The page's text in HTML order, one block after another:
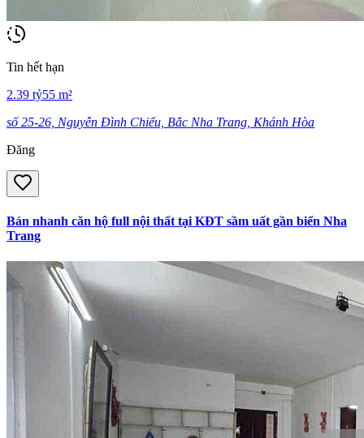
Tin hết hạn
2.39 tỷ55 m²
số 25-26, Nguyễn Đình Chiểu, Bắc Nha Trang, Khánh Hòa
Đăng
Bán nhanh căn hộ full nội thất tại KĐT sầm uất gần biển Nha
Trang